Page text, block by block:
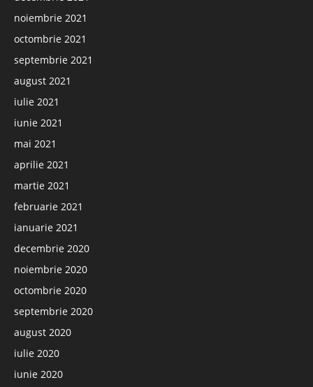
noiembrie 2021
octombrie 2021
septembrie 2021
august 2021
iulie 2021
iunie 2021
mai 2021
aprilie 2021
martie 2021
februarie 2021
ianuarie 2021
decembrie 2020
noiembrie 2020
octombrie 2020
septembrie 2020
august 2020
iulie 2020
iunie 2020